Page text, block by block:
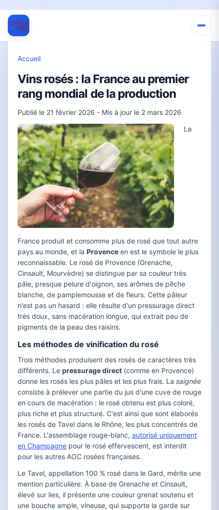
Accueil
Vins rosés : la France au premier
rang mondial de la production
Publié le 21 février 2026 - Mis à jour le 2 mars 2026
La
France produit et consomme plus de rosé que tout autre
pays au monde, et la Provence en est le symbole le plus
reconnaissable. Le rosé de Provence (Grenache,
Cinsault, Mourvèdre) se distingue par sa couleur très
pâle, presque pelure d'oignon, ses arômes de pêche
blanche, de pamplemousse et de fleurs. Cette pâleur
n'est pas un hasard : elle résulte d'un pressurage direct
très doux, sans macération longue, qui extrait peu de
pigments de la peau des raisins.
Les méthodes de vinification du rosé
Trois méthodes produisent des rosés de caractères très
différents. Le pressurage direct (comme en Provence)
donne les rosés les plus pâles et les plus frais. La saignée
consiste à prélever une partie du jus d'une cuve de rouge
en cours de macération : le rosé obtenu est plus coloré,
plus riche et plus structuré. C'est ainsi que sont élaborés
les rosés de Tavel dans le Rhône, les plus concentrés de
France. L'assemblage rouge-blanc, autorisé uniquement
en Champagne pour le rosé effervescent, est interdit
pour les autres AOC rosées françaises.
Le Tavel, appellation 100 % rosé dans le Gard, mérite une
mention particulière. À base de Grenache et Cinsault,
élevé sur lies, il présente une couleur grenat soutenu et
une bouche ample, vineuse, qui supporte la garde sur